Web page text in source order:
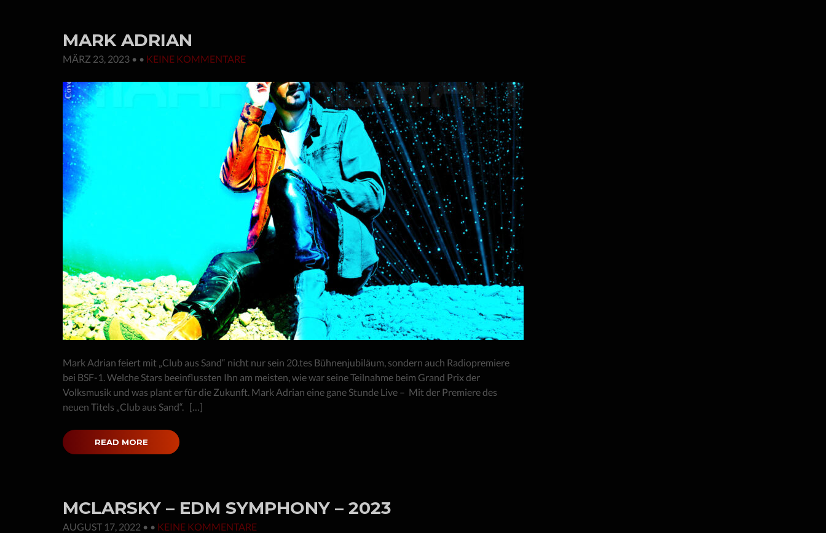
MARK ADRIAN
MÄRZ 23, 2023 • • KEINE KOMMENTARE
Mark Adrian feiert mit „Club aus Sand“ nicht nur sein 20.tes Bühnenjubiläum, sondern auch Radiopremiere
bei BSF-1. Welche Stars beeinflussten Ihn am meisten, wie war seine Teilnahme beim Grand Prix der
Volksmusik und was plant er für die Zukunft. Mark Adrian eine gane Stunde Live – Mit der Premiere des
neuen Titels „Club aus Sand“. […]
READ MORE
MCLARSKY – EDM SYMPHONY – 2023
AUGUST 17, 2022 • • KEINE KOMMENTARE